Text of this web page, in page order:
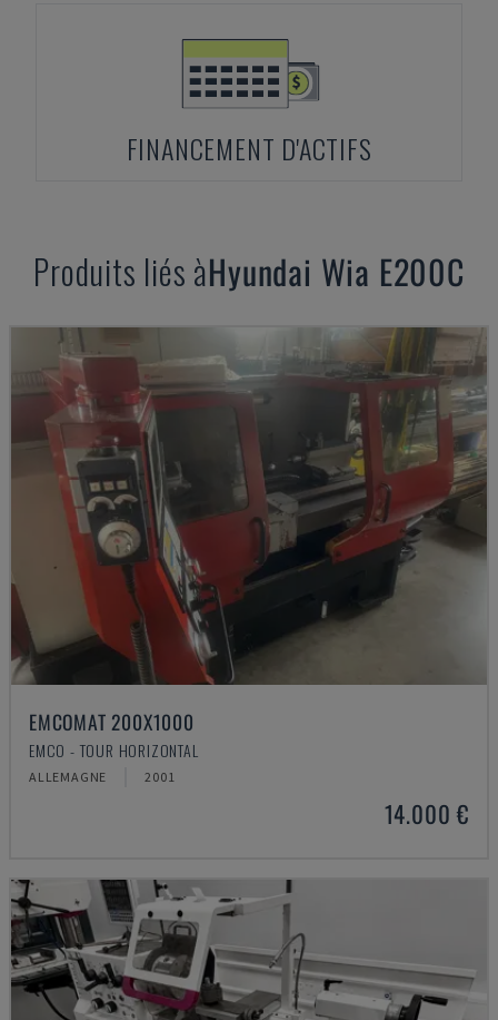
FINANCEMENT D'ACTIFS
Produits liés àHyundai Wia E200C
EMCOMAT 200X1000
EMCO - TOUR HORIZONTAL
ALLEMAGNE 2001
14.000 €